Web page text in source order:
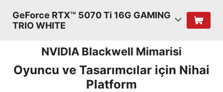
GeForce RTX™ 5070 Ti 16G GAMING
TRIO WHITE
NVIDIA Blackwell Mimarisi
Oyuncu ve Tasarımcılar için Nihai
Platform